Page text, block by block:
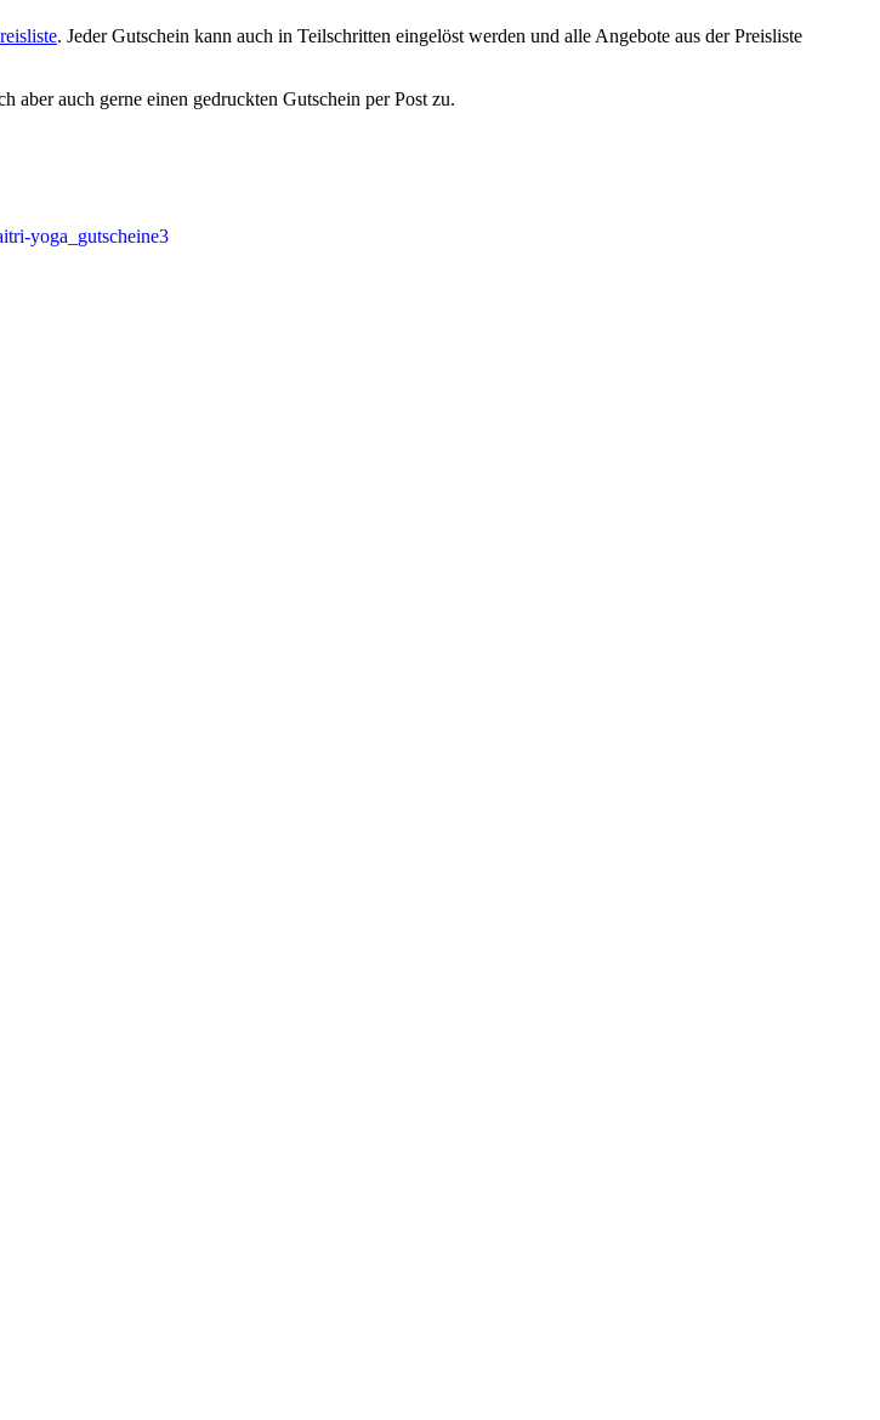
. Jeder Gutschein kann auch in Teilschritten eingelöst werden und alle Angebote aus der Preisliste
aber auch gerne einen gedruckten Gutschein per Post zu.